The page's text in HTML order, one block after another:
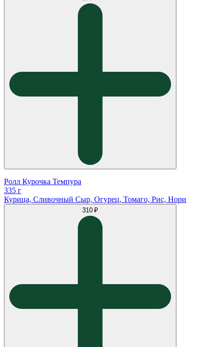
Ролл Курочка Темпура
335 г
Курица, Сливочный Сыр, Огурец, Томаго, Рис, Нори
310 ₽